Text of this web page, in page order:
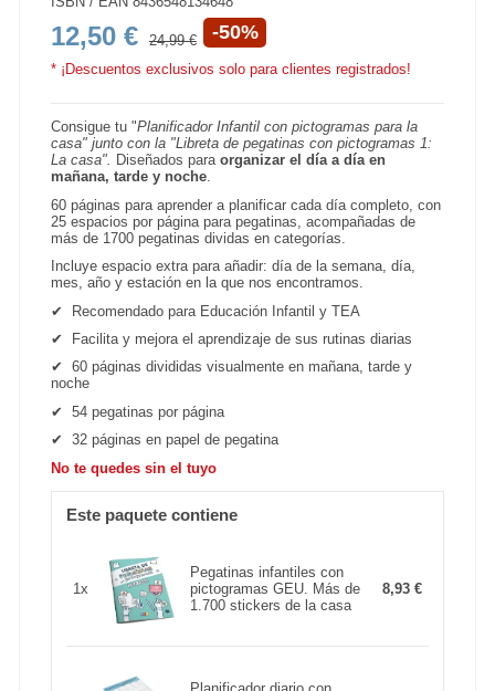
12,50 € 24,99 € -50%
* ¡Descuentos exclusivos solo para clientes registrados!
Consigue tu "Planificador Infantil con pictogramas para la
casa" junto con la "Libreta de pegatinas con pictogramas 1:
La casa". Diseñados paraorganizar el día a día en
mañana, tarde y noche.
60 páginas para aprender a planificar cada día completo, con
25 espacios por página para pegatinas, acompañadas de
más de 1700 pegatinas dividas en categorías.
Incluye espacio extra para añadir: día de la semana, día,
mes, año y estación en la que nos encontramos.
✔
Recomendado para Educación Infantil y TEA
✔
Facilita y mejora el aprendizaje de sus rutinas diarias
✔
60 páginas divididas visualmente en mañana, tarde y
noche
✔
54 pegatinas por página
✔
32 páginas en papel de pegatina
No te quedes sin el tuyo
Este paquete contiene
1x
Pegatinas infantiles con
pictogramas GEU. Más de
1.700 stickers de la casa
8,93 €